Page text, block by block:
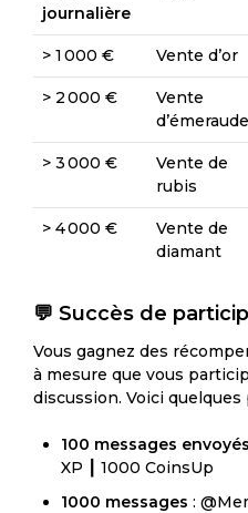
journalière
> 1 000 € Vente d’or
> 2 000 €
Vente
d’émeraude
> 3 000 €
Vente de
rubis
> 4 000 €
Vente de
diamant
💬 Succès de
Vous gagnez des
à mesure que vous
discussion. Voici quelques
100 messages envoyés
XP ┃ 1000 CoinsUp
1000 messages :